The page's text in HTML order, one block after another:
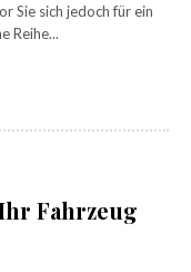
Sie sich jedoch für ein
Reihe...
Fahrzeug